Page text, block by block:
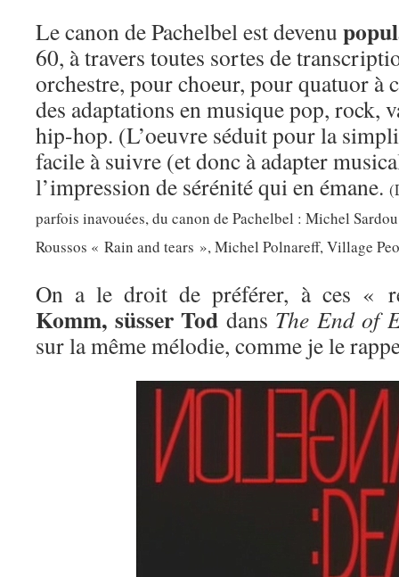
Le canon de Pachelbel est devenu
60, à travers toutes sortes de
orchestre, pour choeur, pour quatuor à
des adaptations en musique pop, rock,
hip-hop. (L’oeuvre séduit pour la
facile à suivre (et donc à adapter
l’impression de sérénité qui en émane.
parfois inavouées, du canon de Pachelbel : Michel
Roussos « Rain and tears », Michel Polnareff, Village
On a le droit de préférer, à ces «
Komm, süsser Tod dans The End of
sur la même mélodie, comme je le